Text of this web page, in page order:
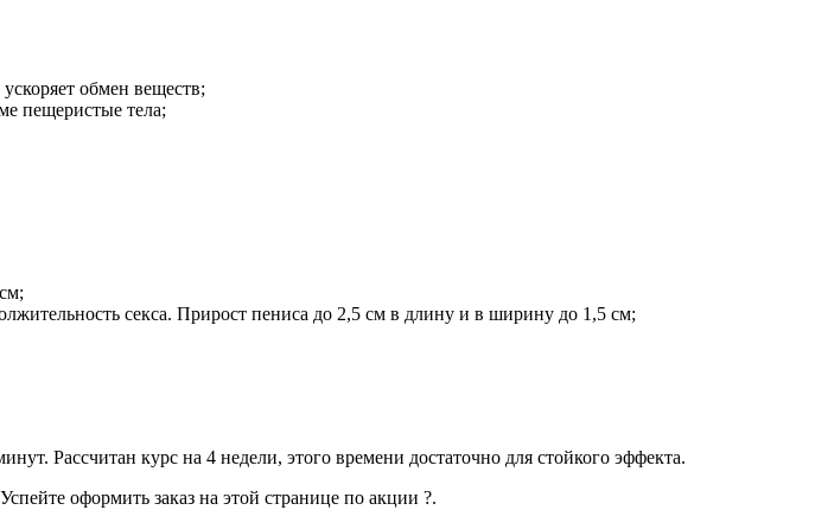
обмен веществ;
пещеристые тела;
секса. Прирост пениса до 2,5 см в длину и в ширину до 1,5 см;
Рассчитан курс на 4 недели, этого времени достаточно для стойкого эффекта.
оформить заказ на этой странице по акции ?.